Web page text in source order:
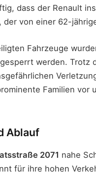
dass der Renault
der von einer 62-
Fahrzeuge
werden. Trotz
Familien vor
Ablauf
2071 nahe
für ihre hohen